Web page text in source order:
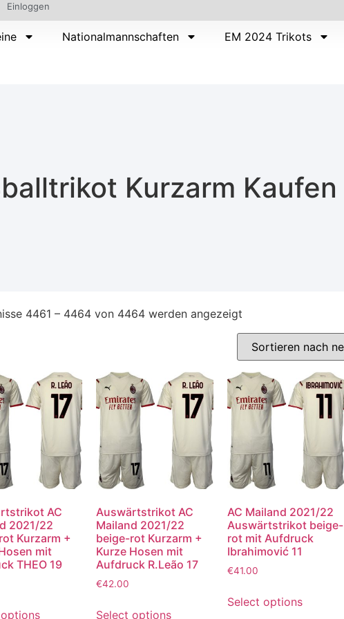
Einloggen
Nationalmannschaften EM 2024 Trikots
Kurzarm Kaufen
4461 – 4464 von 4464 werden angezeigt
AC
2021/22
Kurzarm +
mit
THEO 19
Auswärtstrikot AC
Mailand 2021/22
beige-rot Kurzarm +
Kurze Hosen mit
Aufdruck R.Leão 17
€42.00
Select options
AC Mailand 2021/22
Auswärtstrikot beige-
rot mit Aufdruck
Ibrahimović 11
€41.00
Select options